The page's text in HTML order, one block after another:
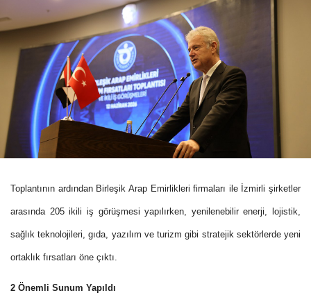
Toplantının ardından Birleşik Arap Emirlikleri firmaları ile İzmirli şirketler
arasında 205 ikili iş görüşmesi yapılırken, yenilenebilir enerji, lojistik,
sağlık teknolojileri, gıda, yazılım ve turizm gibi stratejik sektörlerde yeni
ortaklık fırsatları öne çıktı.
2 Önemli Sunum Yapıldı